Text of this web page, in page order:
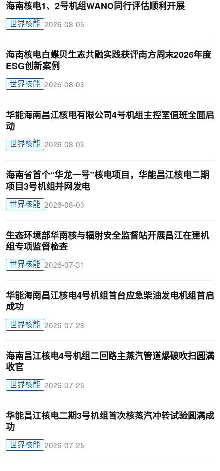
海南核电1、2号机组WANO同行评估顺利开展
世界核能 2026-08-05
海南核电白蝶贝生态共融实践获评南方周末2026年度
ESG创新案例
世界核能 2026-08-03
华能海南昌江核电有限公司4号机组主控室值班全面启
动
世界核能 2026-08-03
海南省首个“华龙一号”核电项目，华能昌江核电二期
项目3号机组并网发电
世界核能 2026-08-03
生态环境部华南核与辐射安全监督站开展昌江在建机
组专项监督检查
世界核能 2026-07-31
华能海南昌江核电4号机组首台应急柴油发电机组首启
成功
世界核能 2026-07-28
海南昌江核电4号机组二回路主蒸汽管道爆破吹扫圆满
收官
世界核能 2026-07-25
华能昌江核电二期3号机组首次核蒸汽冲转试验圆满成
功
世界核能 2026-07-25